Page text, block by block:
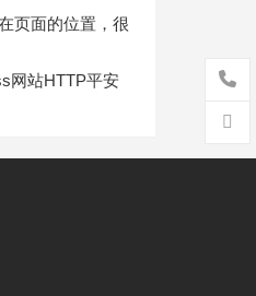
页面的位置，很
网站HTTP平安